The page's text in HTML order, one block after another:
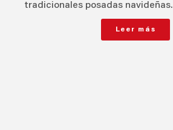
tradicionales posadas navideñas.
Leer más